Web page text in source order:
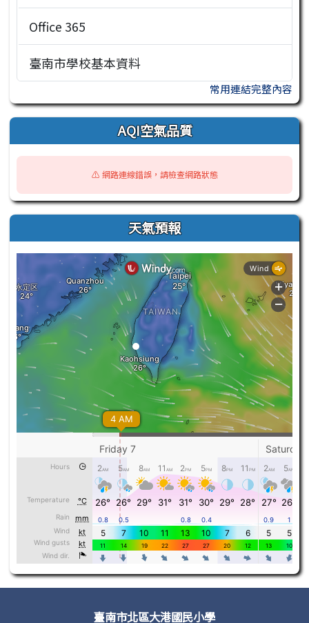
Office 365
臺南市學校基本資料
常用連結完整內容
AQI空氣品質
⚠️ 網路連線錯誤，請檢查網路狀態
天氣預報
頁尾區域內容臺南市北區大港國民小學